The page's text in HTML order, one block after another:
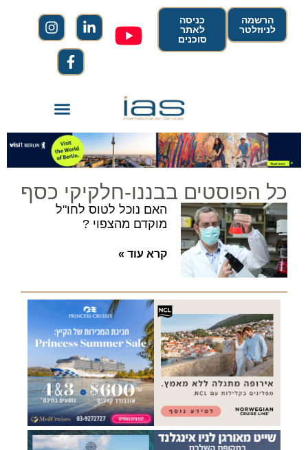
הרשמה
לניוזלטר
כניסה
לאתר
סוכנים
כל הפוסטים בבננו-חלקיקי כסף
האם נוכל לטוס לחו"ל
מוקדם מהצפוי ?
קרא עוד »